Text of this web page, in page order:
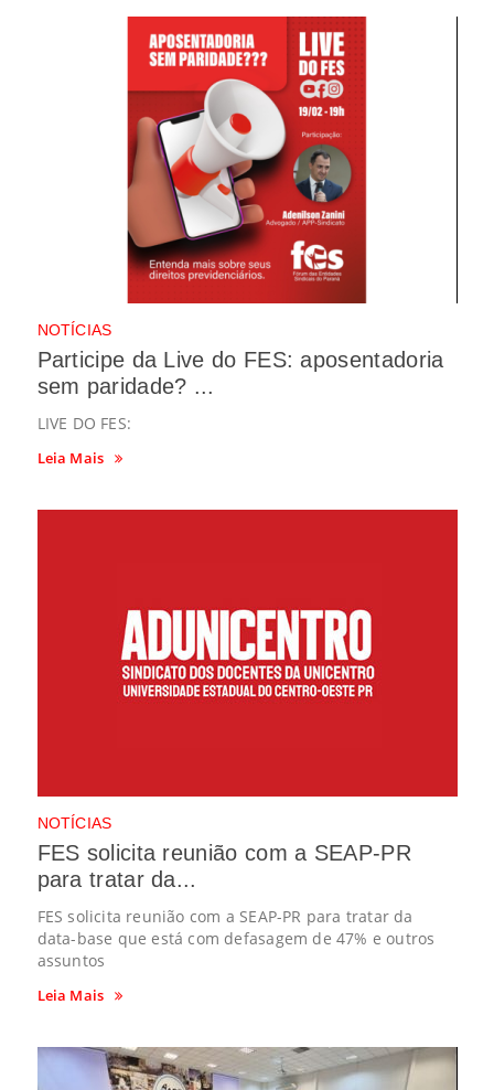
NOTÍCIAS
Participe da Live do FES: aposentadoria
sem paridade? ...
LIVE DO FES:
Leia Mais
NOTÍCIAS
FES solicita reunião com a SEAP-PR
para tratar da...
FES solicita reunião com a SEAP-PR para tratar da
data-base que está com defasagem de 47% e outros
assuntos
Leia Mais